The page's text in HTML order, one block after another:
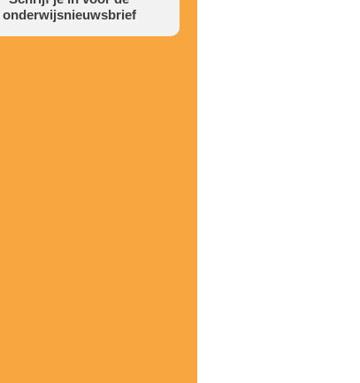
onderwijsnieuwsbrief